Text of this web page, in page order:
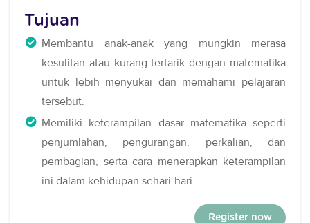
Tujuan
Membantu anak-anak yang mungkin merasa
kesulitan atau kurang tertarik dengan matematika
untuk lebih menyukai dan memahami pelajaran
tersebut.
Memiliki keterampilan dasar matematika seperti
penjumlahan, pengurangan, perkalian, dan
pembagian, serta cara menerapkan keterampilan
ini dalam kehidupan sehari-hari.
Register now